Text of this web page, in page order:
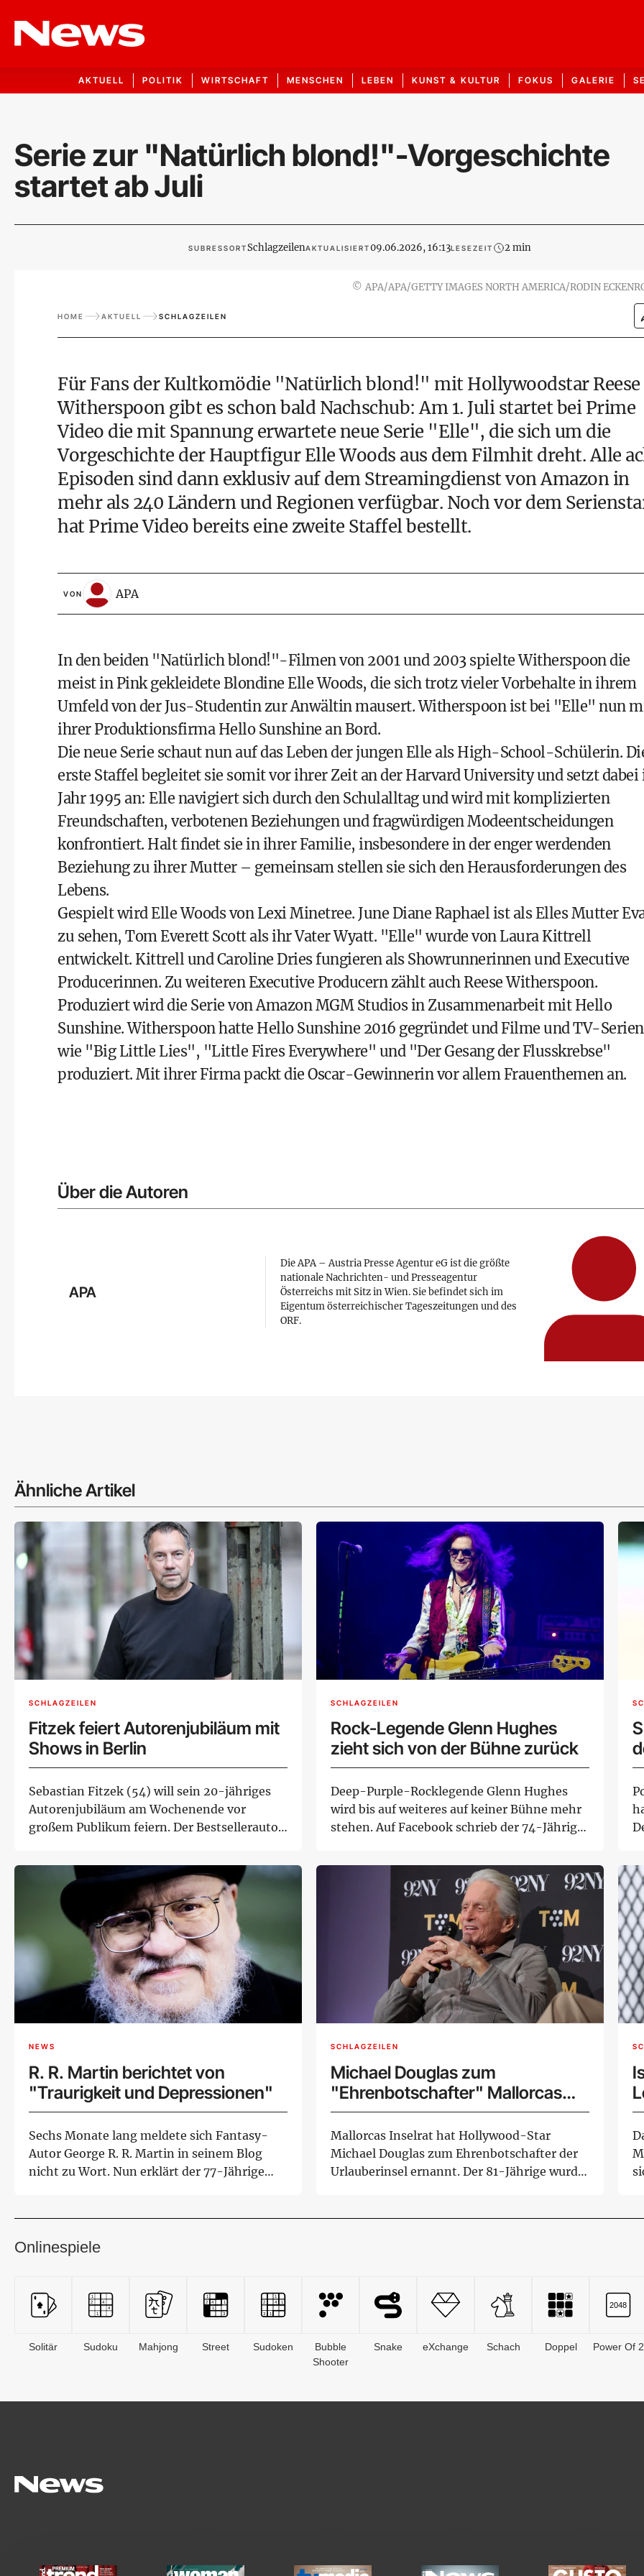
AKTUELL POLITIK WIRTSCHAFT MENSCHEN LEBEN KUNST & KULTUR FOKUS GALERIE
Serie zur "Natürlich blond!"-Vorgeschichte
startet ab Juli
SUBRESSORTSchlagzeilenAKTUALISIERT09.06.2026, 16:13LESEZEIT 2 min
© APA/APA/GETTY IMAGES NORTH AMERICA/RODIN
HOME AKTUELL SCHLAGZEILEN
Für Fans der Kultkomödie "Natürlich blond!" mit Hollywoodstar Reese
Witherspoon gibt es schon bald Nachschub: Am 1. Juli startet bei Prime
Video die mit Spannung erwartete neue Serie "Elle", die sich um die
Vorgeschichte der Hauptfigur Elle Woods aus dem Filmhit dreht. Alle
Episoden sind dann exklusiv auf dem Streamingdienst von Amazon in
mehr als 240 Ländern und Regionen verfügbar. Noch vor dem
hat Prime Video bereits eine zweite Staffel bestellt.
VON APA
In den beiden "Natürlich blond!"-Filmen von 2001 und 2003 spielte Witherspoon die
meist in Pink gekleidete Blondine Elle Woods, die sich trotz vieler Vorbehalte in ihrem
Umfeld von der Jus-Studentin zur Anwältin mausert. Witherspoon ist bei "Elle" nun
ihrer Produktionsfirma Hello Sunshine an Bord.
Die neue Serie schaut nun auf das Leben der jungen Elle als High-School-Schülerin.
erste Staffel begleitet sie somit vor ihrer Zeit an der Harvard University und setzt dabei
Jahr 1995 an: Elle navigiert sich durch den Schulalltag und wird mit komplizierten
Freundschaften, verbotenen Beziehungen und fragwürdigen Modeentscheidungen
konfrontiert. Halt findet sie in ihrer Familie, insbesondere in der enger werdenden
Beziehung zu ihrer Mutter – gemeinsam stellen sie sich den Herausforderungen des
Lebens.
Gespielt wird Elle Woods von Lexi Minetree. June Diane Raphael ist als Elles Mutter
zu sehen, Tom Everett Scott als ihr Vater Wyatt. "Elle" wurde von Laura Kittrell
entwickelt. Kittrell und Caroline Dries fungieren als Showrunnerinnen und Executive
Producerinnen. Zu weiteren Executive Producern zählt auch Reese Witherspoon.
Produziert wird die Serie von Amazon MGM Studios in Zusammenarbeit mit Hello
Sunshine. Witherspoon hatte Hello Sunshine 2016 gegründet und Filme und TV-Serien
wie "Big Little Lies", "Little Fires Everywhere" und "Der Gesang der Flusskrebse"
produziert. Mit ihrer Firma packt die Oscar-Gewinnerin vor allem Frauenthemen an.
Über die Autoren
APA
Die APA – Austria Presse Agentur eG ist die größte
nationale Nachrichten- und Presseagentur
Österreichs mit Sitz in Wien. Sie befindet sich im
Eigentum österreichischer Tageszeitungen und des
ORF.
Ähnliche Artikel
SCHLAGZEILEN
Fitzek feiert Autorenjubiläum mit
Shows in Berlin
Sebastian Fitzek (54) will sein 20-jähriges
Autorenjubiläum am Wochenende vor
großem Publikum feiern. Der Bestsellerautor
SCHLAGZEILEN
Rock-Legende Glenn Hughes
zieht sich von der Bühne zurück
Deep-Purple-Rocklegende Glenn Hughes
wird bis auf weiteres auf keiner Bühne mehr
stehen. Auf Facebook schrieb der 74-Jährige
NEWS
R. R. Martin berichtet von
"Traurigkeit und Depressionen"
Sechs Monate lang meldete sich Fantasy-
Autor George R. R. Martin in seinem Blog
nicht zu Wort. Nun erklärt der 77-Jährige
SCHLAGZEILEN
Michael Douglas zum
"Ehrenbotschafter" Mallorcas
ernannt
Mallorcas Inselrat hat Hollywood-Star
Michael Douglas zum Ehrenbotschafter der
Urlauberinsel ernannt. Der 81-Jährige wurde
Onlinespiele
Solitär Sudoku Mahjong Street Sudoken
Bubble
Shooter
Snake eXchange Schach Doppel Power Of 2